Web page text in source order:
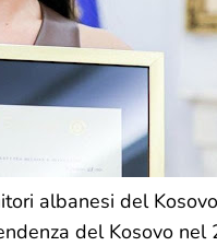
albanesi del
del Kosovo